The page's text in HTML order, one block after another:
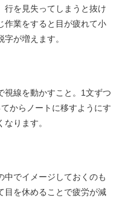
行を見失ってしまうと抜け
作業をすると目が疲れて小
が増えます。
視線を動かすこと。1文ずつ
からノートに移すようにす
ります。
中でイメージしておくのも
目を休めることで疲労が減